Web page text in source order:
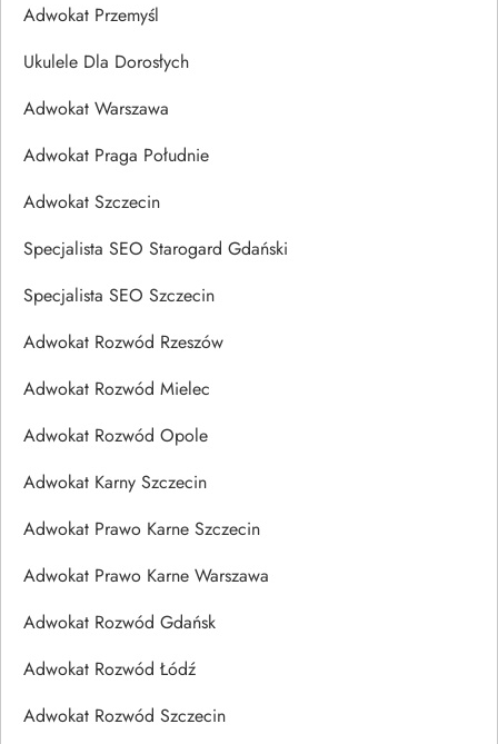
Adwokat Przemyśl
Ukulele Dla Dorosłych
Adwokat Warszawa
Adwokat Praga Południe
Adwokat Szczecin
Specjalista SEO Starogard Gdański
Specjalista SEO Szczecin
Adwokat Rozwód Rzeszów
Adwokat Rozwód Mielec
Adwokat Rozwód Opole
Adwokat Karny Szczecin
Adwokat Prawo Karne Szczecin
Adwokat Prawo Karne Warszawa
Adwokat Rozwód Gdańsk
Adwokat Rozwód Łódź
Adwokat Rozwód Szczecin